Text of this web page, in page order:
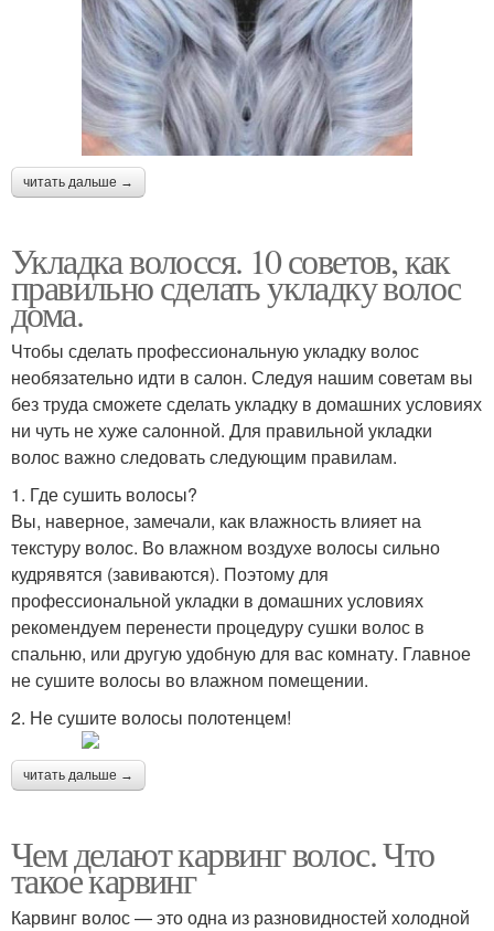
читать дальше →
Укладка волосся. 10 советов, как
правильно сделать укладку волос
дома.
Чтобы сделать профессиональную укладку волос
необязательно идти в салон. Следуя нашим советам вы
без труда сможете сделать укладку в домашних условиях
ни чуть не хуже салонной. Для правильной укладки
волос важно следовать следующим правилам.
1. Где сушить волосы?
Вы, наверное, замечали, как влажность влияет на
текстуру волос. Во влажном воздухе волосы сильно
кудрявятся (завиваются). Поэтому для
профессиональной укладки в домашних условиях
рекомендуем перенести процедуру сушки волос в
спальню, или другую удобную для вас комнату. Главное
не сушите волосы во влажном помещении.
2. Не сушите волосы полотенцем!
читать дальше →
Чем делают карвинг волос. Что
такое карвинг
Карвинг волос — это одна из разновидностей холодной